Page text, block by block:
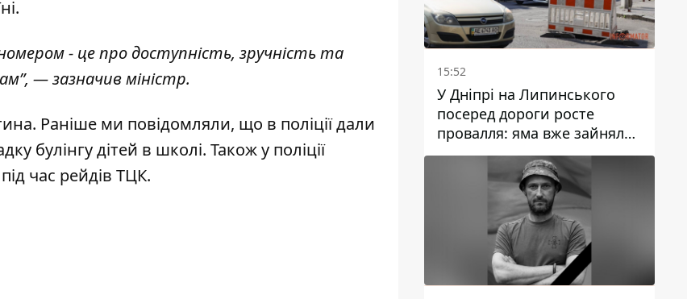
- це про доступність, зручність та
— зазначив міністр.
. Раніше ми повідомляли, що в поліції дали
булінгу дітей в школі. Такожу поліції
час рейдів ТЦК.
15:52
У Дніпрі на Липинського
посеред дороги росте
провалля: яма вже зайняла
смугу руху